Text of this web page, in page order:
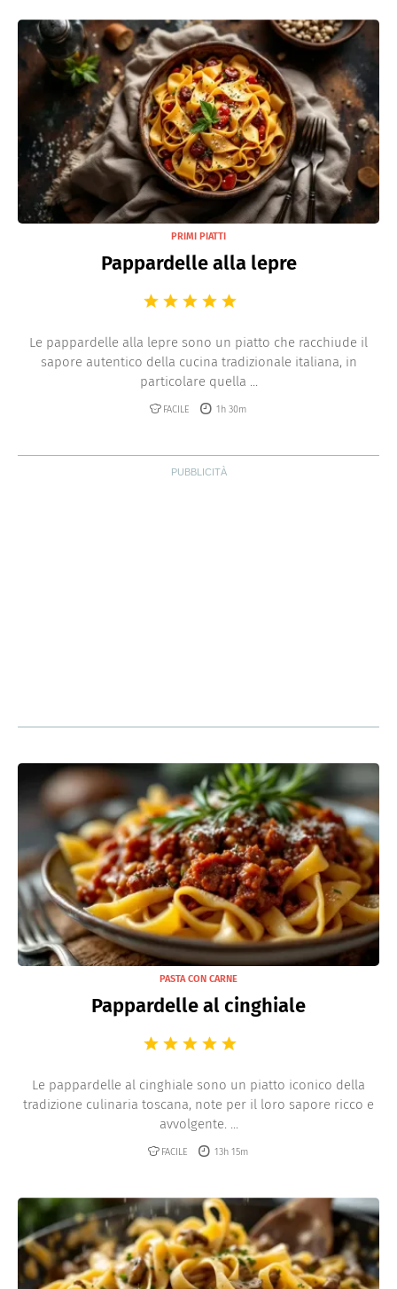
PRIMI PIATTI
Pappardelle alla lepre
Le pappardelle alla lepre sono un piatto che racchiude il
sapore autentico della cucina tradizionale italiana, in
particolare quella ...
FACILE 1h 30m
PASTA CON CARNE
Pappardelle al cinghiale
Le pappardelle al cinghiale sono un piatto iconico della
tradizione culinaria toscana, note per il loro sapore ricco e
avvolgente. ...
FACILE 13h 15m